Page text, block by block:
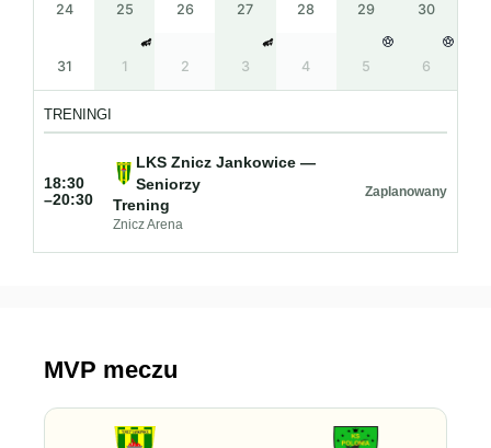
24 25 26 27 28 29 30
31 1 2 3 4 5 6
TRENINGI
18:30
–20:30
LKS Znicz Jankowice —
Seniorzy
Trening
Znicz Arena
Zaplanowany
MVP meczu